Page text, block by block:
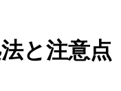
と注意点